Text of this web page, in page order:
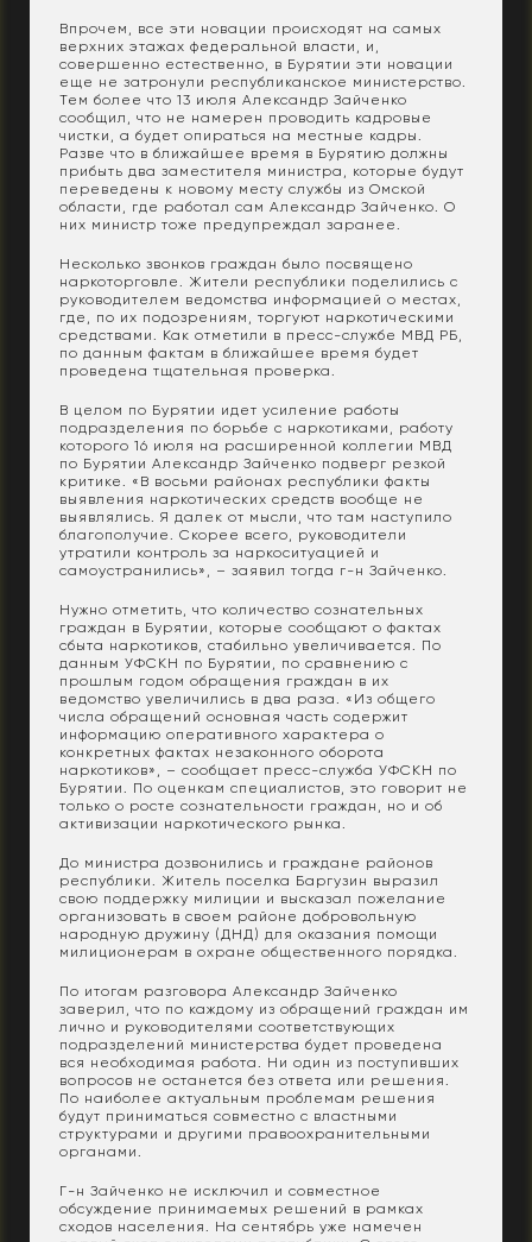
Впрочем, все эти новации происходят на самых
верхних этажах федеральной власти, и,
совершенно естественно, в Бурятии эти новации
еще не затронули республиканское министерство.
Тем более что 13 июля Александр Зайченко
сообщил, что не намерен проводить кадровые
чистки, а будет опираться на местные кадры.
Разве что в ближайшее время в Бурятию должны
прибыть два заместителя министра, которые будут
переведены к новому месту службы из Омской
области, где работал сам Александр Зайченко. О
них министр тоже предупреждал заранее.
Несколько звонков граждан было посвящено
наркоторговле. Жители республики поделились с
руководителем ведомства информацией о местах,
где, по их подозрениям, торгуют наркотическими
средствами. Как отметили в пресс-службе МВД РБ,
по данным фактам в ближайшее время будет
проведена тщательная проверка.
В целом по Бурятии идет усиление работы
подразделения по борьбе с наркотиками, работу
которого 16 июля на расширенной коллегии МВД
по Бурятии Александр Зайченко подверг резкой
критике. «В восьми районах республики факты
выявления наркотических средств вообще не
выявлялись. Я далек от мысли, что там наступило
благополучие. Скорее всего, руководители
утратили контроль за наркоситуацией и
самоустранились», – заявил тогда г-н Зайченко.
Нужно отметить, что количество сознательных
граждан в Бурятии, которые сообщают о фактах
сбыта наркотиков, стабильно увеличивается. По
данным УФСКН по Бурятии, по сравнению с
прошлым годом обращения граждан в их
ведомство увеличились в два раза. «Из общего
числа обращений основная часть содержит
информацию оперативного характера о
конкретных фактах незаконного оборота
наркотиков», – сообщает пресс-служба УФСКН по
Бурятии. По оценкам специалистов, это говорит не
только о росте сознательности граждан, но и об
активизации наркотического рынка.
До министра дозвонились и граждане районов
республики. Житель поселка Баргузин выразил
свою поддержку милиции и высказал пожелание
организовать в своем районе добровольную
народную дружину (ДНД) для оказания помощи
милиционерам в охране общественного порядка.
По итогам разговора Александр Зайченко
заверил, что по каждому из обращений граждан им
лично и руководителями соответствующих
подразделений министерства будет проведена
вся необходимая работа. Ни один из поступивших
вопросов не останется без ответа или решения.
По наиболее актуальным проблемам решения
будут приниматься совместно с властными
структурами и другими правоохранительными
органами.
Г-н Зайченко не исключил и совместное
обсуждение принимаемых решений в рамках
сходов населения. На сентябрь уже намечен